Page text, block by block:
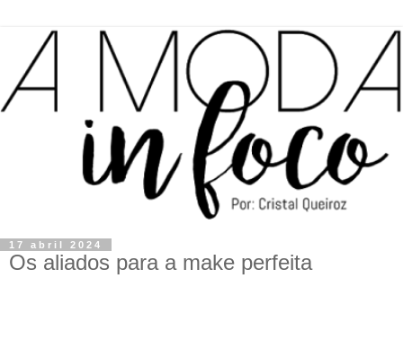
17 abril 2024
Os aliados para a make perfeita